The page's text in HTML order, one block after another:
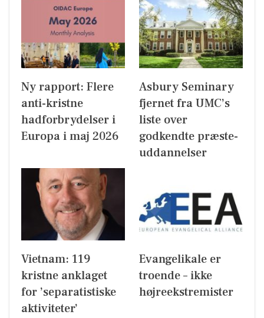
Ny rapport: Flere
anti-kristne
hadforbrydelser i
Europa i maj 2026
Asbury Seminary
fjernet fra UMC’s
liste over
godkendte præste-
uddannelser
Vietnam: 119
kristne anklaget
for ’separatistiske
aktiviteter’
Evangelikale er
troende – ikke
højreekstremister